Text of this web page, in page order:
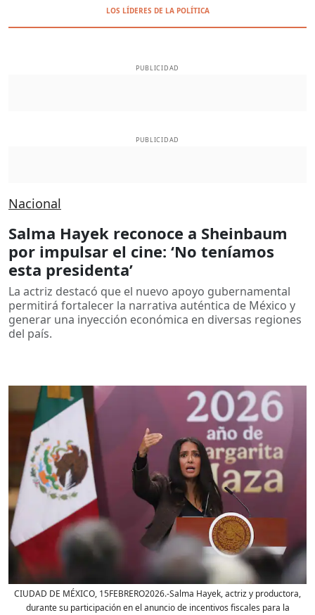
LOS LÍDERES DE LA POLÍTICA
PUBLICIDAD
PUBLICIDAD
Nacional
Salma Hayek reconoce a Sheinbaum
por impulsar el cine: ‘No teníamos
esta presidenta’
La actriz destacó que el nuevo apoyo gubernamental
permitirá fortalecer la narrativa auténtica de México y
generar una inyección económica en diversas regiones
del país.
CIUDAD DE MÉXICO, 15FEBRERO2026.-Salma Hayek, actriz y productora,
durante su participación en el anuncio de incentivos fiscales para la